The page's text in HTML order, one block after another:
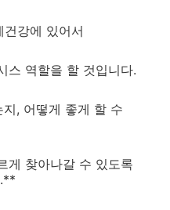
강에 있어서
스 역할을 할 것입니다.
, 어떻게 좋게 할 수
게 찾아나갈 수 있도록